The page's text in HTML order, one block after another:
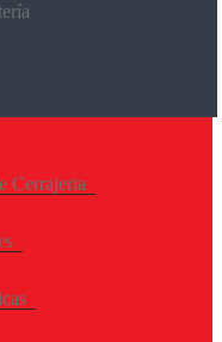
Cerrajeria